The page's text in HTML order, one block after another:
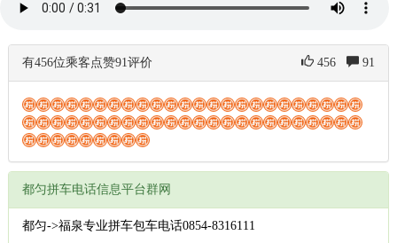
有456位乘客点赞91评价 456 91
都匀拼车电话信息平台群网
都匀->福泉专业拼车包车电话0854-8316111